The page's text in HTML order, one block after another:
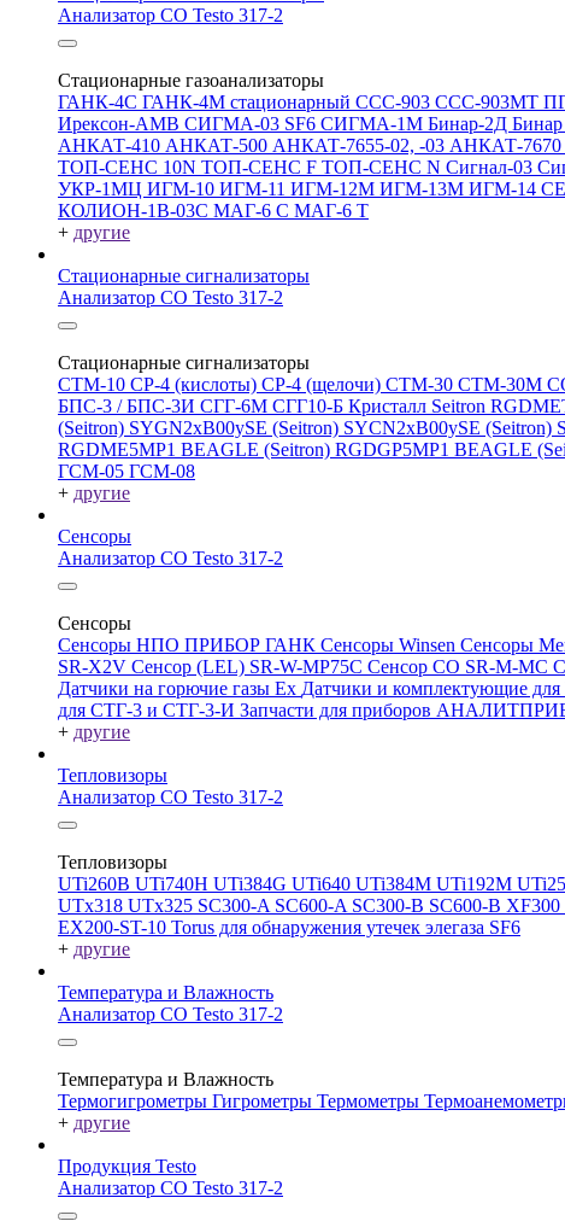
Анализатор CO Testo 317-2
Стационарные газоанализаторы
ГАНК-4С ГАНК-4М стационарный ССС-903 ССС-903МТ
Ирексон-АМВ СИГМА-03 SF6 СИГМА-1М Бинар-2Д
АНКАТ-410 АНКАТ-500 АНКАТ-7655-02, -03 АНКАТ-7670
ТОП-СЕНС 10N ТОП-СЕНС F ТОП-СЕНС N Сигнал-03
УКР-1МЦ ИГМ-10 ИГМ-11 ИГМ-12М ИГМ-13М ИГМ-14
КОЛИОН-1В-03С МАГ-6 С МАГ-6 Т
+ другие
Стационарные сигнализаторы
Анализатор CO Testo 317-2
Стационарные сигнализаторы
СТМ-10 СР-4 (кислоты) СР-4 (щелочи) СТМ-30 СТМ-30М
БПС-3 / БПС-3И СГГ-6М СГГ10-Б Кристалл Seitron
(Seitron) SYGN2xB00ySE (Seitron) SYCN2xB00ySE (Seitron)
RGDME5MP1 BEAGLE (Seitron) RGDGP5MP1 BEAGLE
ГСМ-05 ГСМ-08
+ другие
Сенсоры
Анализатор CO Testo 317-2
Сенсоры
Сенсоры НПО ПРИБОР ГАНК Сенсоры Winsen Сенсоры
SR-X2V Сенсор (LEL) SR-W-MP75C Сенсор CO SR-M-MC
Датчики на горючие газы Ex Датчики и комплектующие
для СТГ-3 и СТГ-3-И Запчасти для приборов
+ другие
Тепловизоры
Анализатор CO Testo 317-2
Тепловизоры
UTi260В UTi740H UTi384G UTi640 UTi384M UTi192M
UTx318 UTx325 SC300-A SC600-A SC300-B SC600-B XF300
EX200-ST-10 Torus для обнаружения утечек элегаза SF6
+ другие
Температура и Влажность
Анализатор CO Testo 317-2
Температура и Влажность
Термогигрометры Гигрометры Термометры
+ другие
Продукция Testo
Анализатор CO Testo 317-2